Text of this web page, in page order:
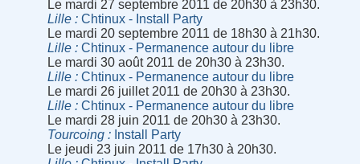
Le mardi 27 septembre 2011 de 20h30 à 23h30.
Lille
Chtinux - Install Party
Le mardi 20 septembre 2011 de 18h30 à 21h30.
Lille
Chtinux - Permanence autour du libre
Le mardi 30 août 2011 de 20h30 à 23h30.
Lille
Chtinux - Permanence autour du libre
Le mardi 26 juillet 2011 de 20h30 à 23h30.
Lille
Chtinux - Permanence autour du libre
Le mardi 28 juin 2011 de 20h30 à 23h30.
Tourcoing
Install Party
Le jeudi 23 juin 2011 de 17h30 à 20h30.